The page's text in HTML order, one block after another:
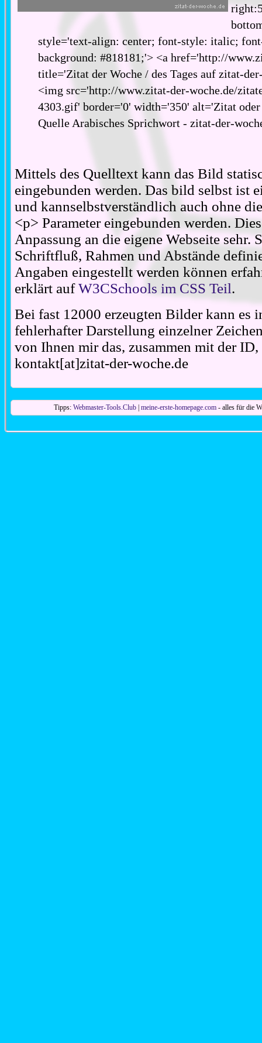
style='text-align: center; font-style: italic;
background: #818181;'> <a href='http://
title='Zitat der Woche / des Tages auf zitat-
<img src='http://www.zitat-der-woche.de/
4303.gif' border='0' width='350' alt='Zitat
Quelle Arabisches Sprichwort - zitat-der-
Mittels des Quelltext kann das Bild
eingebunden werden. Das bild selbst ist
und kannselbstverständlich auch ohne
<p> Parameter eingebunden werden.
Anpassung an die eigene Webseite sehr.
Schriftfluß, Rahmen und Abstände
Angaben eingestellt werden können
erklärt aufW3CSchools im CSS Teil.
Bei fast 12000 erzeugten Bilder kann es
fehlerhafter Darstellung einzelner
von Ihnen mir das, zusammen mit der
kontakt[at]zitat-der-woche.de
Tipps: Webmaster-Tools.Club| meine-erste-homepage.com- alles für die